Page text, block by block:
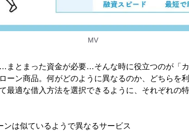
MV
まとまった資金が必要…そんな時に役立つのが「
ーン商品。何がどのように異なるのか、どちらを
最適な借入方法を選択できるように、それぞれの
は似ているようで異なるサービス